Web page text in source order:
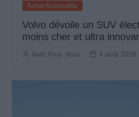
Achat Automobile
Volvo dévoile un SUV
moins cher et ultra
Auto Pour Vous 4 août 2026